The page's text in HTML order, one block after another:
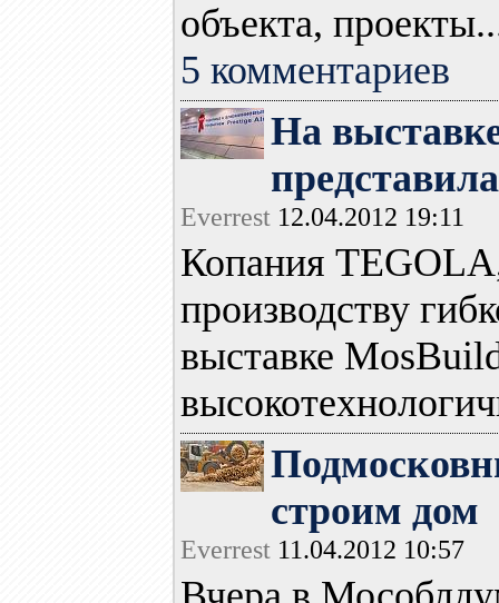
объекта,
5 комментариев
На
Everrest 12.04.2012 19:11
Копания
производству
выставке
строим дом
Everrest 11.04.2012 10:57